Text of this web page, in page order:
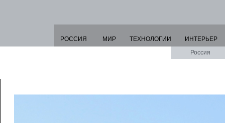
РОССИЯ МИР ТЕХНОЛОГИИ
ИНТЕРЬЕР
Россия